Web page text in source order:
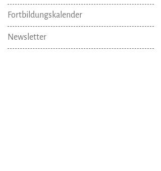
Fortbildungskalender
Newsletter